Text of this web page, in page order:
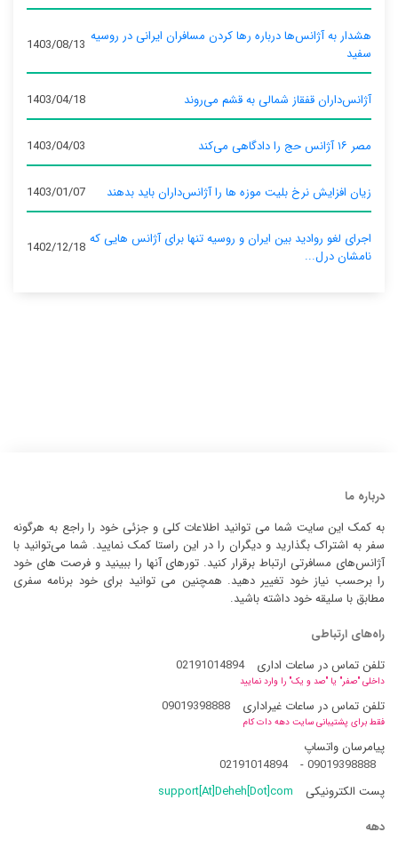
هشدار به آژانس‌ها درباره رها کردن مسافران ایرانی در روسیه
سفید
1403/08/13
آژانس‌داران قفقاز شمالی به قشم می‌روند 1403/04/18
مصر ۱۶ آژانس حج را دادگاهی می‌کند 1403/04/03
زیان افزایش نرخ بلیت موزه ها را آژانس‌داران باید بدهند 1403/01/07
اجرای لغو روادید بین ایران و روسیه تنها برای آژانس‌ هایی که
نامشان درل...
1402/12/18
درباره ما
به کمک این سایت شما می توانید اطلاعات کلی و جزئی خود را راجع به هرگونه
سفر به اشتراک بگذارید و دیگران را در این راستا کمک نمایید. شما می‌توانید با
آژانس‌های مسافرتی ارتباط برقرار کنید. تورهای آنها را ببینید و فرصت های خود
را برحسب نیاز خود تغییر دهید. همچنین می توانید برای خود برنامه سفری
مطابق با سلیقه خود داشته باشید.
راه‌های ارتباطی
تلفن تماس در ساعات اداری
02191014894
داخلی "صفر" یا "صد و یک" را وارد نمایید
تلفن تماس در ساعات غیراداری 09019398888
فقط برای پشتیبانی سایت دهه دات کام
پیامرسان واتساپ
09019398888
-
02191014894
پست الکترونیکی
support[At]Deheh[Dot]com
دهه